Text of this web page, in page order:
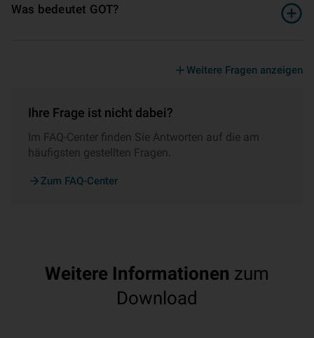
Was bedeutet GOT?
Weitere Fragen anzeigen
Ihre Frage ist nicht dabei?
Im FAQ-Center finden Sie Antworten auf die am
häufigsten gestellten Fragen.
Zum FAQ-Center
Weitere Informationen zum
Download